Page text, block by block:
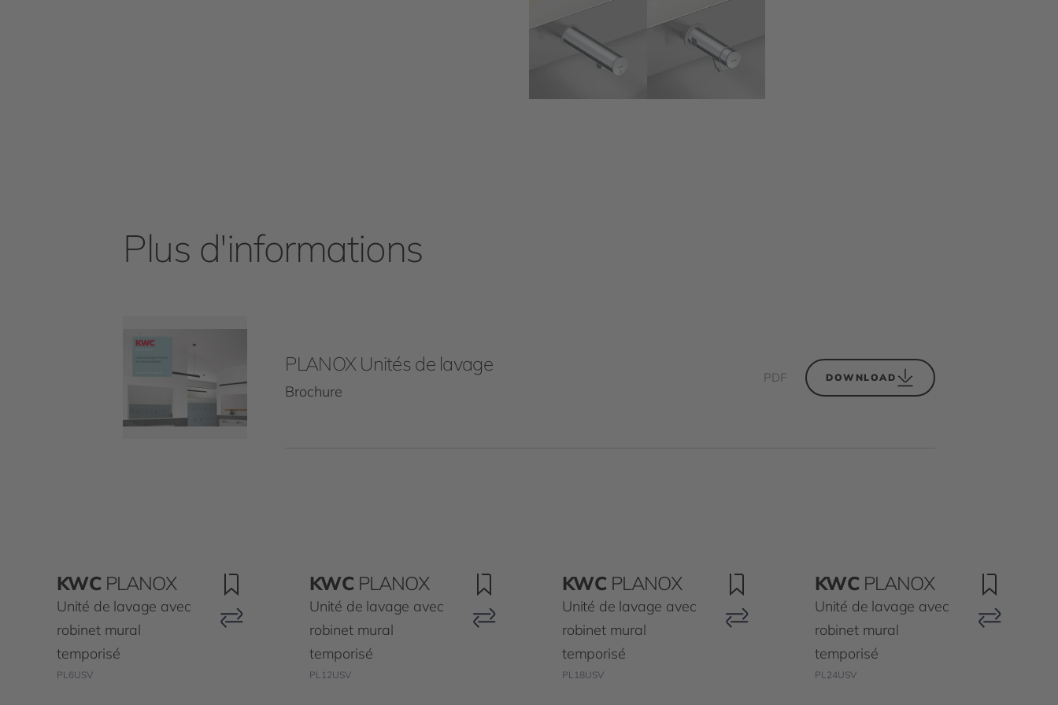
Plus d'informations
PLANOX Unités de lavage
Brochure
PDF DOWNLOAD
KWC PLANOX
Unité de lavage avec
robinet mural
temporisé
PL6USV
KWC PLANOX
Unité de lavage avec
robinet mural
temporisé
PL12USV
KWC PLANOX
Unité de lavage avec
robinet mural
temporisé
PL18USV
KWC PLANOX
Unité de lavage avec
robinet mural
temporisé
PL24USV